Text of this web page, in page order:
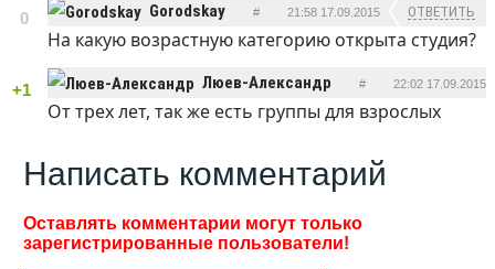
0 Gorodskay # 21:58 17.09.2015 ОТВЕТИТЬ
На какую возрастную категорию открыта студия?
+1 Люев-Александр # 22:02 17.09.2015
ОТВЕТИТЬ
От трех лет, так же есть группы для взрослых
Написать комментарий